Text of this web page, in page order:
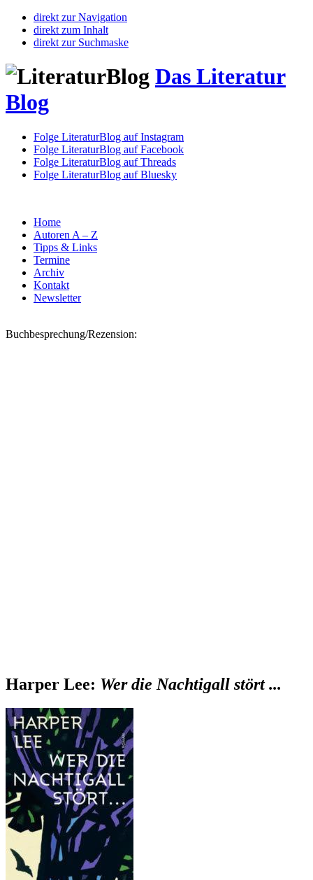
direkt zur Navigation
direkt zum Inhalt
direkt zur Suchmaske
Das Literatur
Blog
Folge LiteraturBlog auf Instagram
Folge LiteraturBlog auf Facebook
Folge LiteraturBlog auf Threads
Folge LiteraturBlog auf Bluesky
Home
Autoren A – Z
Tipps & Links
Termine
Archiv
Kontakt
Newsletter
Buchbesprechung/Rezension:
Harper Lee: Wer die Nachtigall stört ...